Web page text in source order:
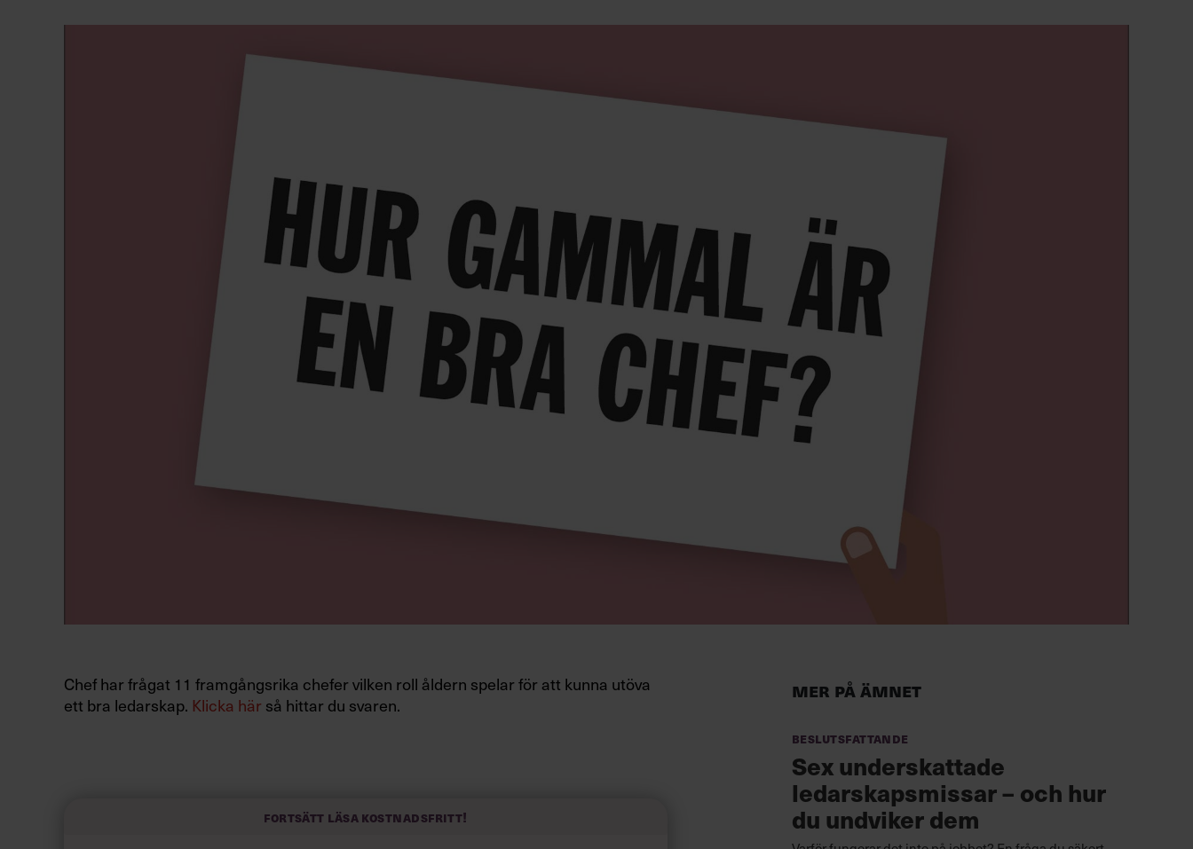
Chef har frågat 11 framgångsrika chefer vilken roll åldern spelar för att kunna utöva
ett bra ledarskap. Klicka här så hittar du svaren.
Fortsätt läsa kostnadsfritt!
Mer på ämnet
Beslutsfattande
Sex underskattade
ledarskapsmissar – och hur
du undviker dem